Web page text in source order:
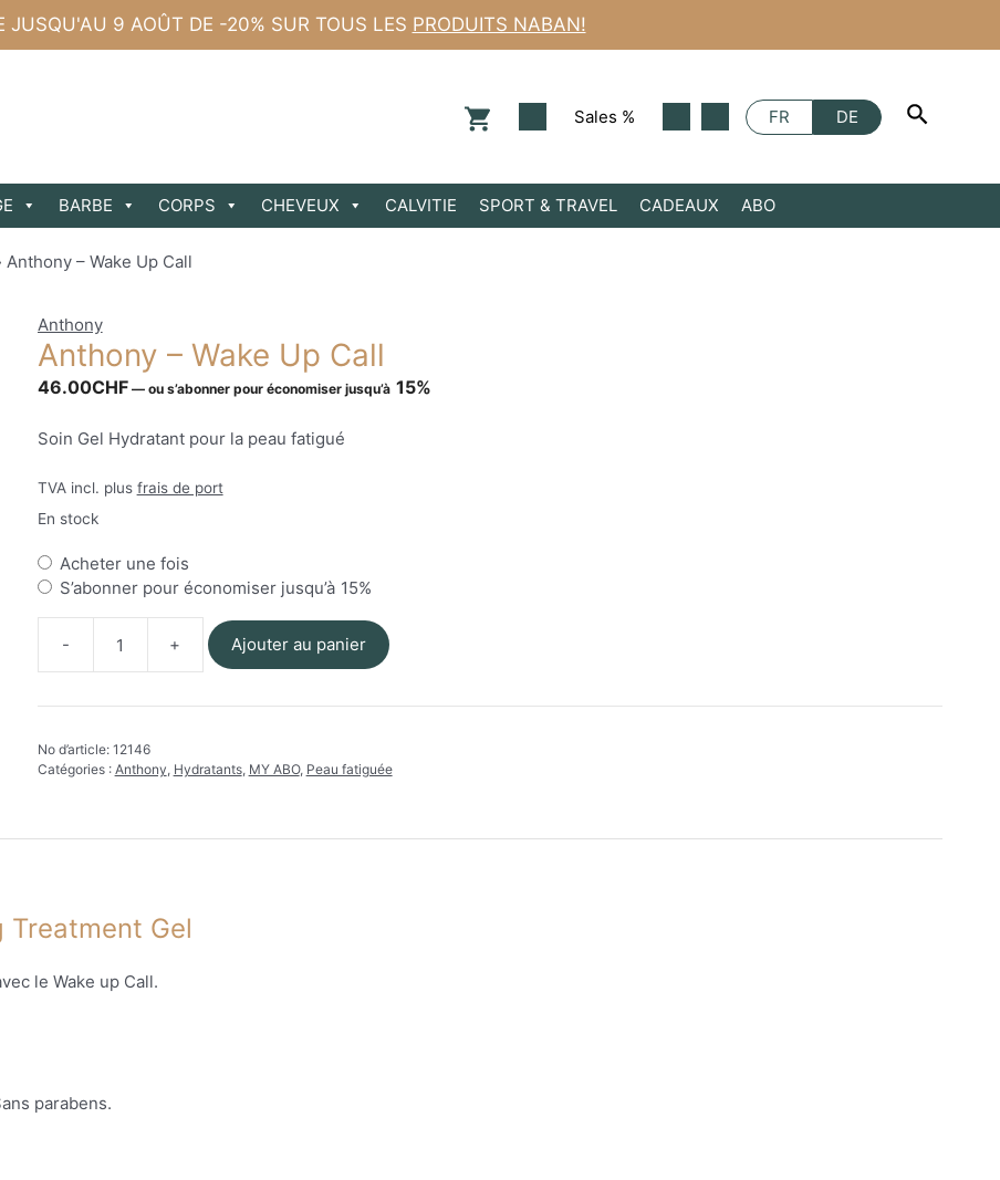
JUSQU'AU 9 AOÛT DE -20% SUR TOUS LES PRODUITS NABAN!
Sales % FR DE
BARBE CORPS CHEVEUX CALVITIE SPORT & TRAVEL CADEAUX ABO
Anthony – Wake Up Call
Anthony
Anthony – Wake Up Call
46.00CHF —ou s’abonner pour économiser jusqu’à 15%
Soin Gel Hydratant pour la peau fatigué
TVA incl. plus frais de port
En stock
Choisir
un
Acheter une fois
S’abonner pour économiser jusqu’à 15%
de
Anthony
Wake
Up
Ajouter au panier
No d’article: 12146
Catégories : Anthony, Hydratants, MY ABO, Peau fatiguée
Treatment Gel
le Wake up Call.
parabens.
Wake